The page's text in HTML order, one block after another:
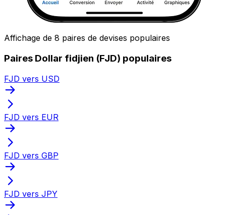
Affichage de 8 paires de devises populaires
Paires Dollar fidjien (FJD) populaires
FJD vers USD
FJD vers EUR
FJD vers GBP
FJD vers JPY